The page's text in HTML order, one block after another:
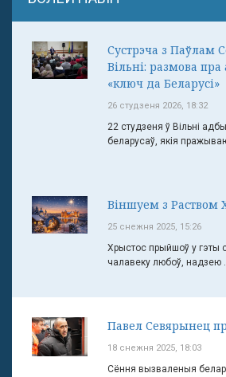
Сустрэча з Паўлам
Вільні: размова пра
«ключ да Беларусі»
26 студзеня 2026, 18:32
22 студзеня ў Вільні
беларусаў, якія
Віншуем з Раством
25 снежня 2025, 15:26
Хрыстос прыйшоў у гэты
чалавеку любоў, надзею
Павел Севярынец
18 снежня 2025, 18:03
Сёння вызваленыя